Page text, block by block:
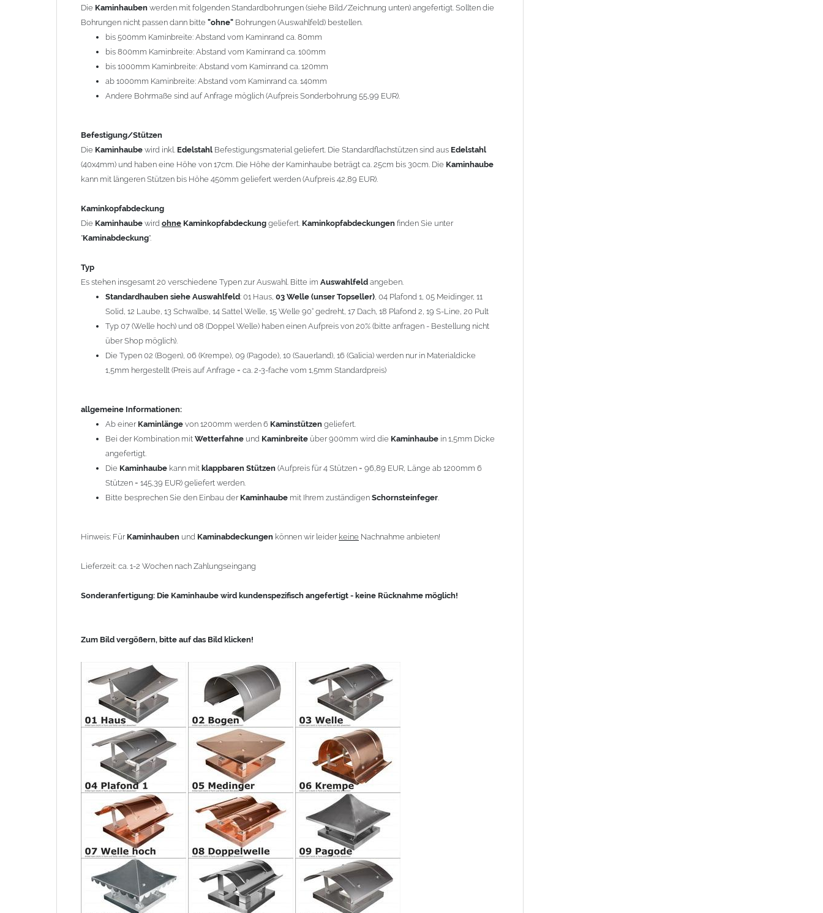
Kaminhaubewirdohne Kaminkopfabdeckunggeliefert.Kaminkopfabdeckungenfinden Sie unter
Kaminabdeckung".
Es stehen insgesamt 20 verschiedene Typen zur Auswahl. Bitte imAuswahlfeld
Standardhauben siehe Auswahlfeld: 01 Haus,03 Welle (unser Topseller)
12 Laube, 13 Schwalbe, 14 Sattel Welle, 15 Welle 90° gedreht, 17 Dach, 18 Plafond 2, 19 S-Line, 20 Pult
Die Typen 02 (Bogen), 06 (Krempe), 09 (Pagode), 10 (Sauerland), 16 (Galicia) werden nur in Materialdicke 1,5mm
hergestellt (Preis auf Anfrage = ca. 2-3-fache vom 1,5mm Standardpreis)
Ab einerKaminlänge
Bei der Kombination mitWetterfahneundKaminbreite über 900mm wird dieKaminhaubein 1,5mm Dicke
angefertigt.
= 145,39 EUR) geliefert werden.
Bitte besprechen Sie den Einbau derKaminhaubemit Ihrem zuständigenSchornsteinfeger
Zum Bild vergößern, bitte auf das Bild klicken!
Die Kaminhauben werden mit folgenden Standardbohrungen (siehe Bild/Zeichnung unten) angefertigt. Sollten die
Bohrungen nicht passen dann bitte "ohne" Bohrungen (Auswahlfeld) bestellen.
bis 500mm Kaminbreite: Abstand vom Kaminrand ca. 80mm
bis 800mm Kaminbreite: Abstand vom Kaminrand ca. 100mm
bis 1000mm Kaminbreite: Abstand vom Kaminrand ca. 120mm
ab 1000mm Kaminbreite: Abstand vom Kaminrand ca. 140mm
Andere Bohrmaße sind auf Anfrage möglich (Aufpreis Sonderbohrung 55,99 EUR).
Befestigung/Stützen
Die Kaminhaube wird inkl. Edelstahl Befestigungsmaterial geliefert. Die Standardflachstützen sind aus Edelstahl
(40x4mm) und haben eine Höhe von 17cm. Die Höhe der Kaminhaube beträgt ca. 25cm bis 30cm. Die Kaminhaube
kann mit längeren Stützen bis Höhe 450mm geliefert werden (Aufpreis 42,89 EUR).
Kaminkopfabdeckung
Die Kaminhaube wird ohne Kaminkopfabdeckung geliefert. Kaminkopfabdeckungen finden Sie unter
"Kaminabdeckung".
Typ
Es stehen insgesamt 20 verschiedene Typen zur Auswahl. Bitte im Auswahlfeld angeben.
Standardhauben siehe Auswahlfeld: 01 Haus, 03 Welle (unser Topseller) , 04 Plafond 1, 05 Meidinger, 11
Solid, 12 Laube, 13 Schwalbe, 14 Sattel Welle, 15 Welle 90° gedreht, 17 Dach, 18 Plafond 2, 19 S-Line, 20 Pult
Typ 07 (Welle hoch) und 08 (Doppel Welle) haben einen Aufpreis von 20% (bitte anfragen - Bestellung nicht
über Shop möglich).
Die Typen 02 (Bogen), 06 (Krempe), 09 (Pagode), 10 (Sauerland), 16 (Galicia) werden nur in Materialdicke
1,5mm hergestellt (Preis auf Anfrage = ca. 2-3-fache vom 1,5mm Standardpreis)
allgemeine Informationen:
Ab einer Kaminlänge von 1200mm werden 6 Kaminstützen geliefert.
Bei der Kombination mit Wetterfahne und Kaminbreite über 900mm wird die Kaminhaube in 1,5mm Dicke
angefertigt.
Die Kaminhaube kann mit klappbaren Stützen (Aufpreis für 4 Stützen = 96,89 EUR, Länge ab 1200mm 6
Stützen = 145,39 EUR) geliefert werden.
Bitte besprechen Sie den Einbau der Kaminhaube mit Ihrem zuständigen Schornsteinfeger
Hinweis: Für Kaminhauben und Kaminabdeckungen können wir leider keine Nachnahme anbieten!
Lieferzeit: ca. 1-2 Wochen nach Zahlungseingang
Sonderanfertigung: Die Kaminhaube wird kundenspezifisch angefertigt - keine Rücknahme möglich!
Zum Bild vergößern, bitte auf das Bild klicken!